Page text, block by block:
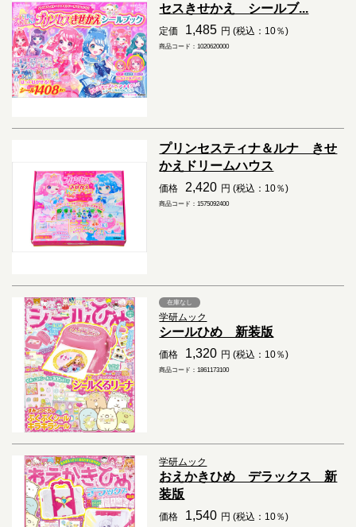
セスきせかえ シールブ...
定価 1,485 円 (税込：10％)
商品コード：1020620000
プリンセスティナ＆ルナ きせ
かえドリームハウス
価格 2,420 円 (税込：10％)
商品コード：1575092400
在庫なし
学研ムック
シールひめ 新装版
価格 1,320 円 (税込：10％)
商品コード：1861173100
学研ムック
おえかきひめ デラックス 新
装版
価格 1,540 円 (税込：10％)